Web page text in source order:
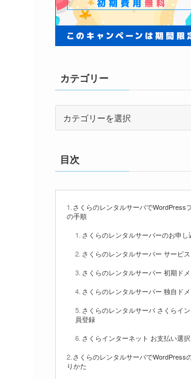
カテゴリー
ー目次
さくらのレンタルサーバでWordPress
の手順
さくらのレンタルサーバーのお申し
さくらのレンタルサーバー サービ
さくらのレンタルサーバー 初期ド
さくらのレンタルサーバー 独自ド
さくらのレンタルサーバ さくらイ
員登録
さくらインターネット お支払い選択
さくらのレンタルサーバでWordPress
りかた